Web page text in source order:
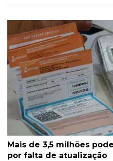
Mais de 3,5 milhões
por falta de atualização